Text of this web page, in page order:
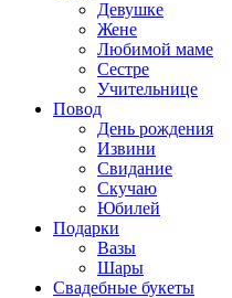
Девушке
Жене
Любимой маме
Сестре
Учительнице
Повод
День рождения
Извини
Свидание
Скучаю
Юбилей
Подарки
Вазы
Шары
Свадебные букеты